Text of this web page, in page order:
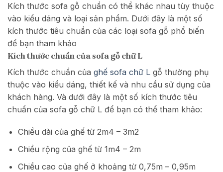
Kích thước sofa gỗ chuẩn có thể khác nhau tùy thuộc
vào kiểu dáng và loại sản phẩm. Dưới đây là một số
kích thước tiêu chuẩn của các loại sofa gỗ phổ biến
để bạn tham khảo
Kích thước chuẩn của sofa gỗ chữ L
Kích thước chuẩn của ghế sofa chữ L gỗ thường phụ
thuộc vào kiểu dáng, thiết kế và nhu cầu sử dụng của
khách hàng. Và dưới đây là một số kích thước tiêu
chuẩn của sofa gỗ chữ L để bạn có thể tham khảo:
Chiều dài của ghế từ 2m4 – 3m2
Chiều rộng của ghế từ 1m4 – 2m
Chiều cao của ghế ở khoảng từ 0,75m – 0,95m